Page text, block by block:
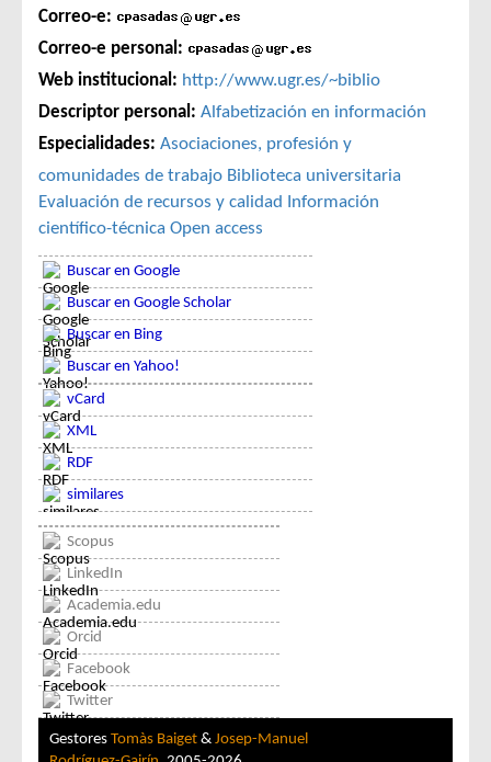
Correo-e:
Correo-e personal:
Web institucional: http://www.ugr.es/~biblio
Descriptor personal: Alfabetización en información
Especialidades: Asociaciones, profesión y
comunidades de trabajo Biblioteca universitaria
Evaluación de recursos y calidad
Información
científico-técnica Open access
Buscar en Google
Buscar en Google Scholar
Buscar en Bing
Buscar en Yahoo!
vCard
XML
RDF
similares
Scopus
LinkedIn
Academia.edu
Orcid
Facebook
Twitter
Gestores Tomàs Baiget & Josep-Manuel